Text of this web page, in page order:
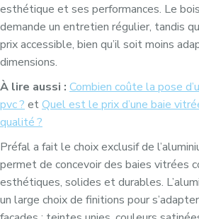
esthétique et ses performances. Le
demande un entretien régulier, tandis
prix accessible, bien qu’il soit moins
dimensions.
À lire aussi : Combien coûte la pose
pvc ? etQuel est le prix d’une baie
qualité ?
Préfal a fait le choix exclusif de
permet de concevoir des baies vitrées
esthétiques, solides et durables.
un large choix de finitions pour